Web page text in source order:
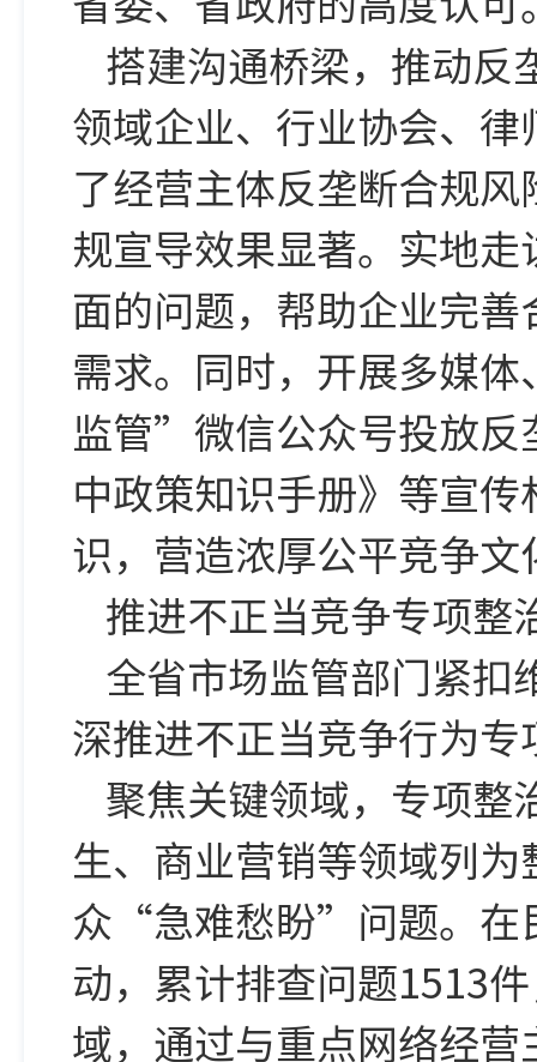
搭建沟通桥梁，推动反
领域企业、行业协会、
了经营主体反垄断合规
规宣导效果显著。实地
面的问题，帮助企业完
需求。同时，开展多媒
监管”微信公众号投放反
中政策知识手册》等宣
识，营造浓厚公平竞争文
推进不正当竞争专项
全省市场监管部门紧扣
深推进不正当竞争行为
聚焦关键领域，专项
生、商业营销等领域列
众“急难愁盼”问题。在
动，累计排查问题1513
域，通过与重点网络经